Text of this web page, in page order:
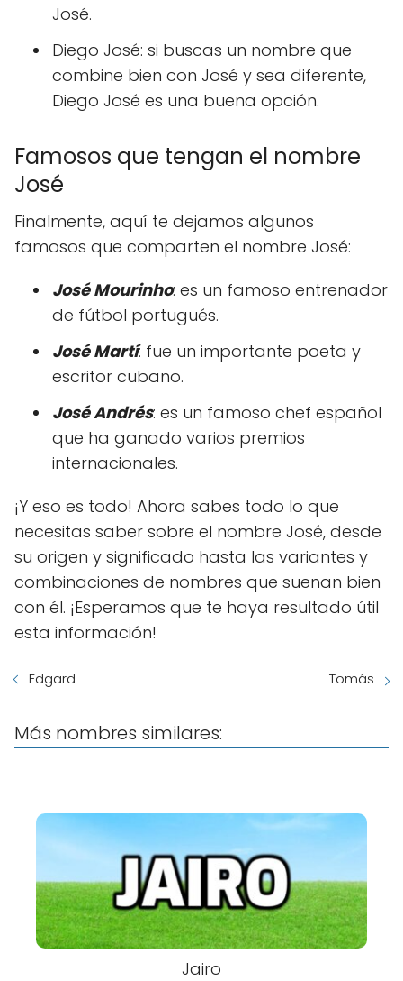
José.
Diego José: si buscas un nombre que
combine bien con José y sea diferente,
Diego José es una buena opción.
Famosos que tengan el nombre
José
Finalmente, aquí te dejamos algunos
famosos que comparten el nombre José:
José Mourinho: es un famoso entrenador
de fútbol portugués.
José Martí: fue un importante poeta y
escritor cubano.
José Andrés: es un famoso chef español
que ha ganado varios premios
internacionales.
¡Y eso es todo! Ahora sabes todo lo que
necesitas saber sobre el nombre José, desde
su origen y significado hasta las variantes y
combinaciones de nombres que suenan bien
con él. ¡Esperamos que te haya resultado útil
esta información!
Edgard Tomás
Más nombres similares:
Jairo